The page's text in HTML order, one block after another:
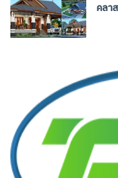
คลา